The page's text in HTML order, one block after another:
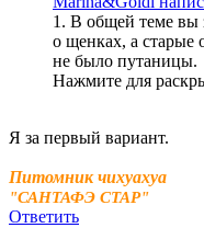
1. В общей теме вы
о щенках, а старые
не было путаницы.
Нажмите для
Я за первый вариант.
Питомник чихуахуа
"САНТАФЭ СТАР"
Ответить